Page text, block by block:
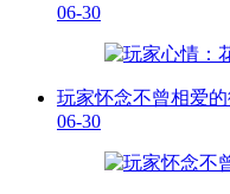
06-30
玩家怀念不曾相爱
06-30